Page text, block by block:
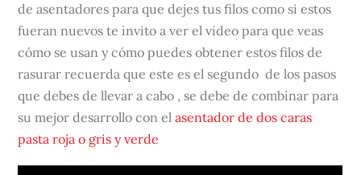
de asentadores para que dejes tus filos como si estos
fueran nuevos te invito a ver el video para que veas
cómo se usan y cómo puedes obtener estos filos de
rasurar recuerda que este es el segundo de los pasos
que debes de llevar a cabo , se debe de combinar para
su mejor desarrollo con elasentador de dos caras
pasta roja o gris y verde